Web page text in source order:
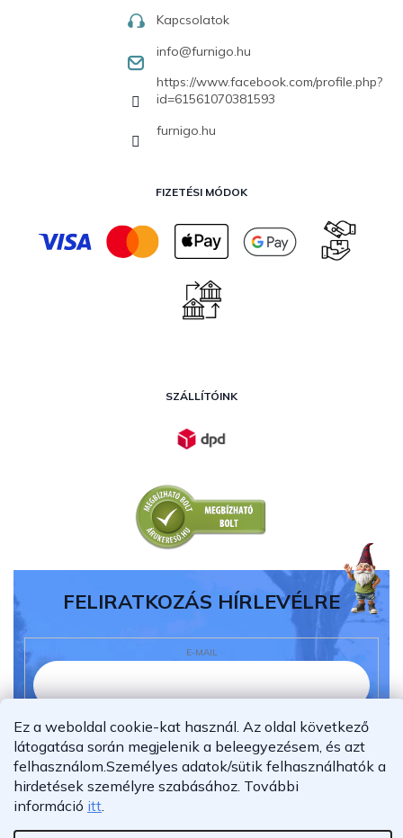
Ez a weboldal cookie-kat használ. Az oldal következő
látogatása során megjelenik a beleegyezésem, és azt
felhasználom.Személyes adatok/sütik felhasználhatók a
hirdetések személyre szabásához. További
információ itt.
Kapcsolatok
info@furnigo.hu
https://www.facebook.com/profile.php?
id=61561070381593
furnigo.hu
FIZETÉSI MÓDOK
SZÁLLÍTÓINK
FELIRATKOZÁS HÍRLEVÉLRE
E-MAIL
Elolvastam és megértettem azadatvédelmi
nyilatkozatot.
Feliratkozás